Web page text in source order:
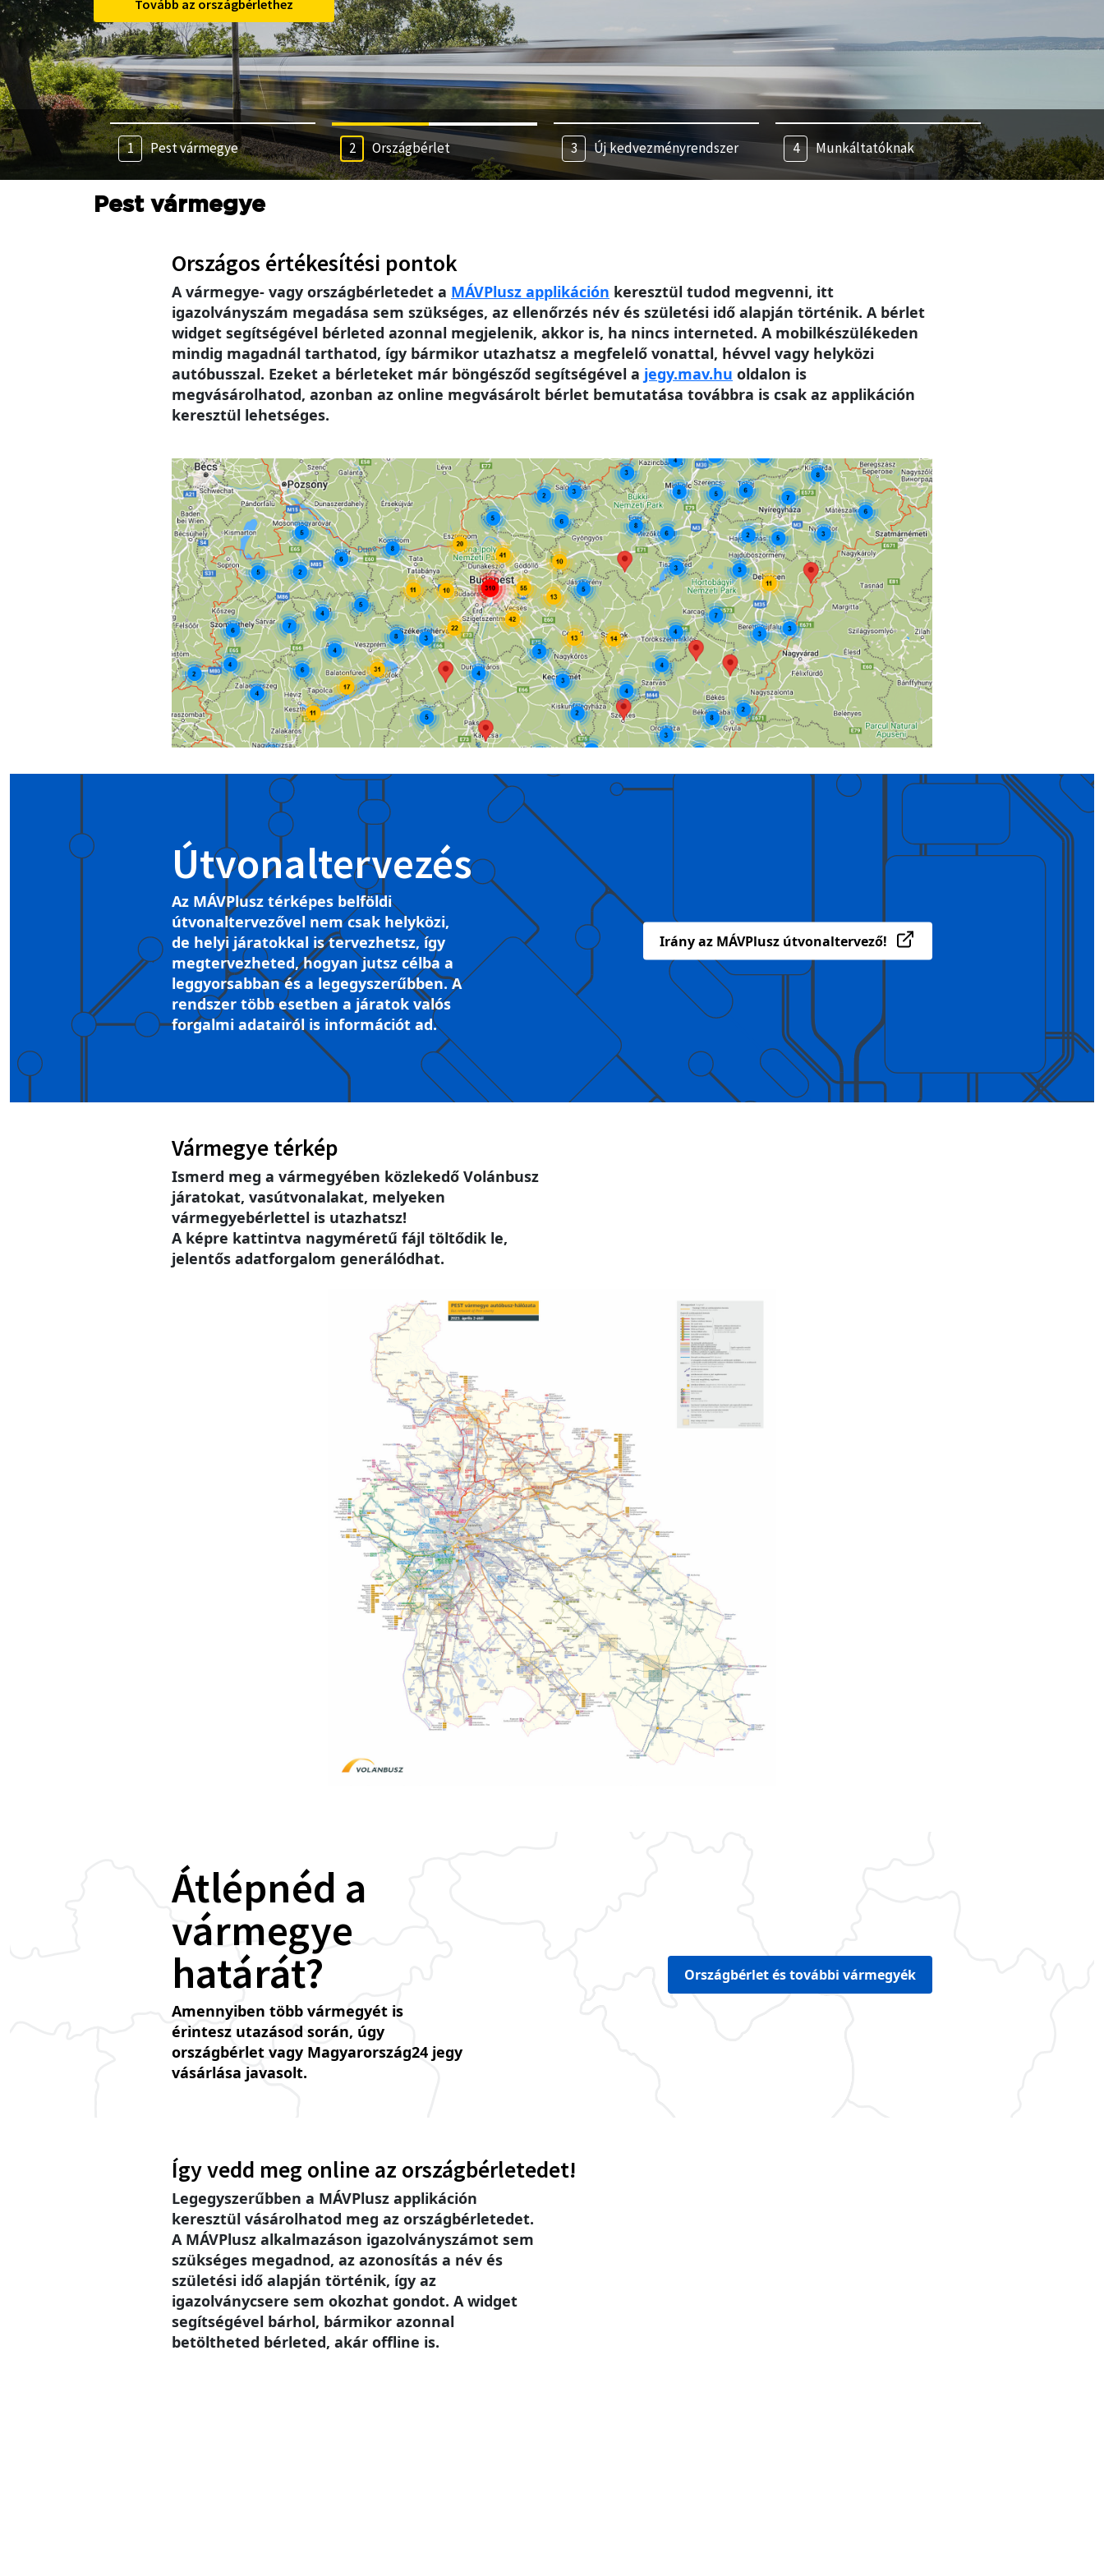
Tovább az országbérlethez
Pest vármegye Országbérlet Új kedvezményrendszer Munkáltatóknak
Pest vármegye
Országos értékesítési pontok
A vármegye- vagy országbérletedet a MÁVPlusz applikáción keresztül tudod megvenni, itt
igazolványszám megadása sem szükséges, az ellenőrzés név és születési idő alapján történik. A bérlet
widget segítségével bérleted azonnal megjelenik, akkor is, ha nincs interneted. A mobilkészülékeden
mindig magadnál tarthatod, így bármikor utazhatsz a megfelelő vonattal, hévvel vagy helyközi
autóbusszal. Ezeket a bérleteket már böngésződ segítségével a jegy.mav.hu oldalon is
megvásárolhatod, azonban az online megvásárolt bérlet bemutatása továbbra is csak az applikáción
keresztül lehetséges.
Image
Útvonaltervezés
Az MÁVPlusz térképes belföldi
útvonaltervezővel nem csak helyközi,
de helyi járatokkal is tervezhetsz, így
megtervezheted, hogyan jutsz célba a
leggyorsabban és a legegyszerűbben. A
rendszer több esetben a járatok valós
forgalmi adatairól is információt ad.
Irány az MÁVPlusz útvonaltervező!
Vármegye térkép
Ismerd meg a vármegyében közlekedő Volánbusz
járatokat, vasútvonalakat, melyeken
vármegyebérlettel is utazhatsz!
A képre kattintva nagyméretű fájl töltődik le,
jelentős adatforgalom generálódhat.
Átlépnéd a
vármegye
határát?
Amennyiben több vármegyét is
érintesz utazásod során, úgy
országbérlet vagy Magyarország24 jegy
vásárlása javasolt.
Országbérlet és további vármegyék
Így vedd meg online az országbérletedet!
Legegyszerűbben a MÁVPlusz applikáción
keresztül vásárolhatod meg az országbérletedet.
A MÁVPlusz alkalmazáson igazolványszámot sem
szükséges megadnod, az azonosítás a név és
születési idő alapján történik, így az
igazolványcsere sem okozhat gondot. A widget
segítségével bárhol, bármikor azonnal
betöltheted bérleted, akár offline is.